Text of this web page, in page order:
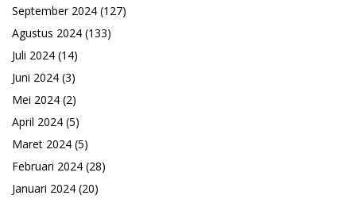
September 2024 (127)
Agustus 2024 (133)
Juli 2024 (14)
Juni 2024 (3)
Mei 2024 (2)
April 2024 (5)
Maret 2024 (5)
Februari 2024 (28)
Januari 2024 (20)